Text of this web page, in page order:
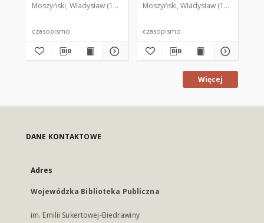
Moszyński, Władysław (1922-2001). Red. Mroczkowski, Włodzimierz
czasopismo
Moszyński, Władysław (1922-2001).
czasopismo
Więcej
DANE KONTAKTOWE
Adres
Wojewódzka Biblioteka Publiczna
im. Emilii Sukertowej-Biedrawiny